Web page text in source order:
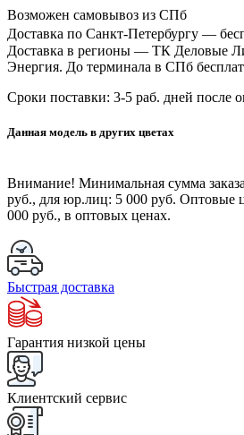
Возможен самовывоз из СПб
Доставка по Санкт-Петербургу —
Доставка в регионы — ТК Деловые
Энергия. До терминала в СПб
Сроки поставки: 3-5 раб. дней после
Данная модель в других цветах
Внимание! Минимальная сумма
руб., для юр.лиц: 5 000 руб. Оптовые
000 руб., в оптовых ценах.
Быстрая доставка
Гарантия низкой цены
Клиентский сервис